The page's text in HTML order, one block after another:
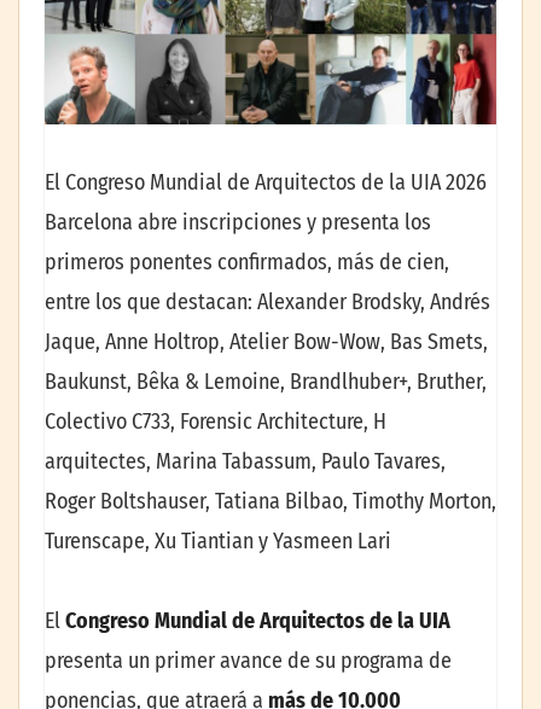
El Congreso Mundial de Arquitectos de la UIA 2026
Barcelona abre inscripciones y presenta los
primeros ponentes confirmados, más de cien,
entre los que destacan: Alexander Brodsky, Andrés
Jaque, Anne Holtrop, Atelier Bow-Wow, Bas Smets,
Baukunst, Bêka & Lemoine, Brandlhuber+, Bruther,
Colectivo C733, Forensic Architecture, H
arquitectes, Marina Tabassum, Paulo Tavares,
Roger Boltshauser, Tatiana Bilbao, Timothy Morton,
Turenscape, Xu Tiantian y Yasmeen Lari
ElCongreso Mundial de Arquitectos de la UIA
presenta un primer avance de su programa de
ponencias, que atraerá a más de 10.000